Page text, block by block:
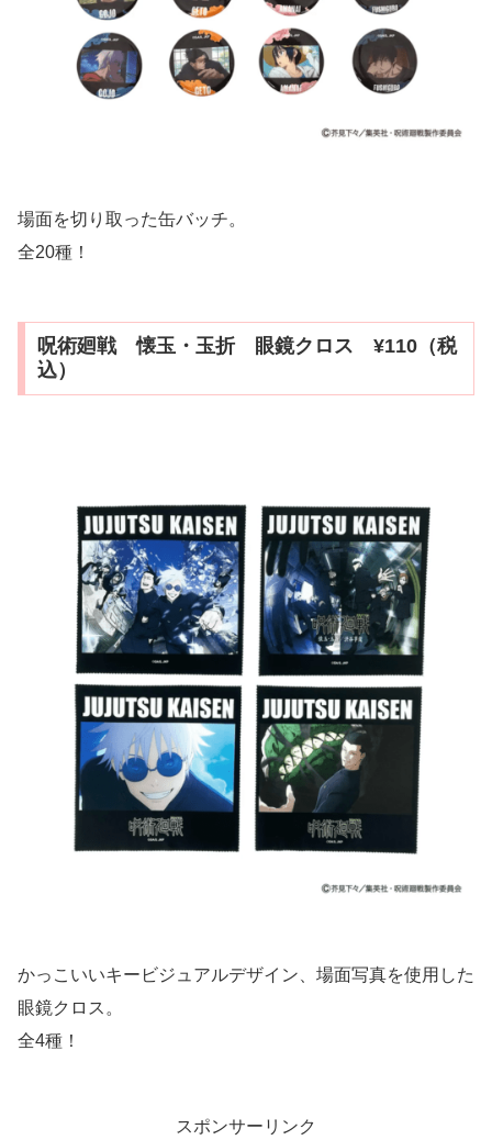
場面を切り取った缶バッチ。
全20種！
呪術廻戦 懐玉・玉折 眼鏡クロス ¥110（税
込）
かっこいいキービジュアルデザイン、場面写真を使用した
眼鏡クロス。
全4種！
スポンサーリンク